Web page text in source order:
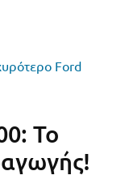
Ford
Το